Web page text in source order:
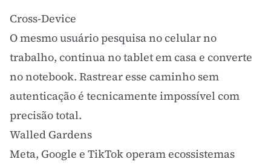
Cross-Device
O mesmo usuário pesquisa no celular no
trabalho, continua no tablet em casa e converte
no notebook. Rastrear esse caminho sem
autenticação é tecnicamente impossível com
precisão total.
Walled Gardens
Meta, Google e TikTok operam ecossistemas